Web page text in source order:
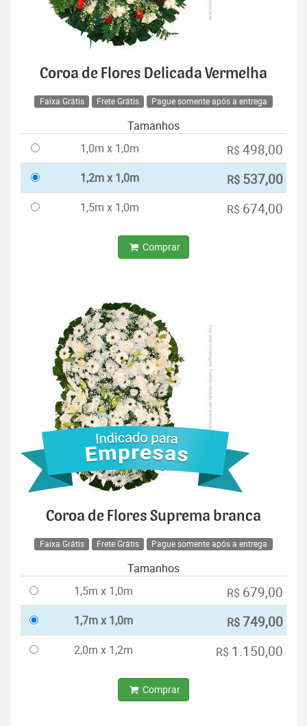
Coroa de Flores Delicada Vermelha
Faixa Grátis Frete Grátis Pague somente após a entrega
Tamanhos
1,0m x 1,0m
R$ 498,00
1,2m x 1,0m R$ 537,00
1,5m x 1,0m R$ 674,00
Comprar
Coroa de Flores Suprema branca
Faixa Grátis Frete Grátis Pague somente após a entrega
Tamanhos
1,5m x 1,0m
R$ 679,00
1,7m x 1,0m R$749,00
2,0m x 1,2m R$ 1.150,00
Comprar